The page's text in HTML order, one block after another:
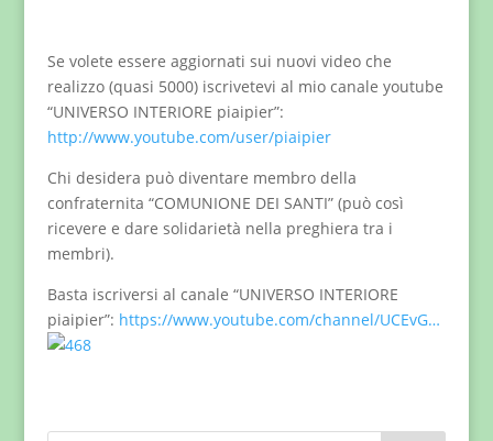
Se volete essere aggiornati sui nuovi video che
realizzo (quasi 5000) iscrivetevi al mio canale youtube
“UNIVERSO INTERIORE piaipier”:
http://www.youtube.com/user/piaipier
Chi desidera può diventare membro della
confraternita “COMUNIONE DEI SANTI” (può così
ricevere e dare solidarietà nella preghiera tra i
membri).
Basta iscriversi al canale “UNIVERSO INTERIORE
piaipier”: https://www.youtube.com/channel/UCEvG…